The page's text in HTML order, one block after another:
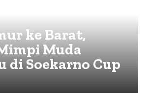
ke Barat,
Muda
di Soekarno Cup